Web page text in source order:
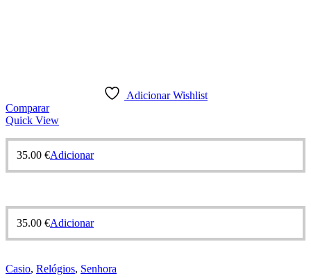
Adicionar Wishlist
Comparar
Quick View
35.00 €Adicionar
35.00 €Adicionar
Casio, Relógios, Senhora